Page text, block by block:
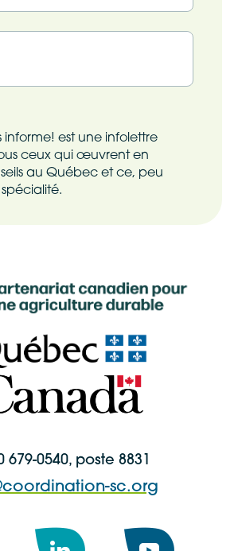
informe! est une infolettre
ceux qui œuvrent en
au Québec et ce, peu
679-0540, poste 8831
sc.org